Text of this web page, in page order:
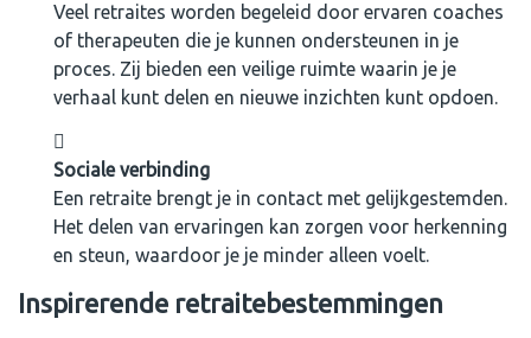
Veel retraites worden begeleid door ervaren coaches
of therapeuten die je kunnen ondersteunen in je
proces. Zij bieden een veilige ruimte waarin je je
verhaal kunt delen en nieuwe inzichten kunt opdoen.
Sociale verbinding
Een retraite brengt je in contact met gelijkgestemden.
Het delen van ervaringen kan zorgen voor herkenning
en steun, waardoor je je minder alleen voelt.
Inspirerende retraitebestemmingen